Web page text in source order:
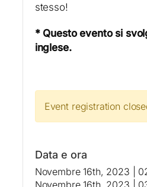
stesso!
* Questo evento si
inglese.
Event registration
Data e ora
Novembre 16th, 2023 |
Novembre 16th, 2023 |